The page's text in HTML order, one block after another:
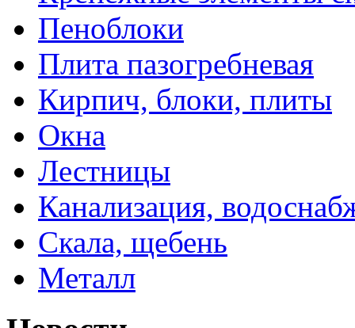
Пеноблоки
Плита пазогребневая
Кирпич, блоки, плиты
Окна
Лестницы
Канализация,
Скала, щебень
Металл